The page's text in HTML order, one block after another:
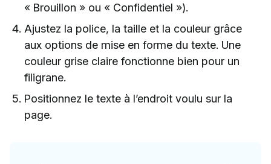
« Brouillon » ou « Confidentiel »).
Ajustez la police, la taille et la couleur grâce
aux options de mise en forme du texte. Une
couleur grise claire fonctionne bien pour un
filigrane.
Positionnez le texte à l’endroit voulu sur la
page.